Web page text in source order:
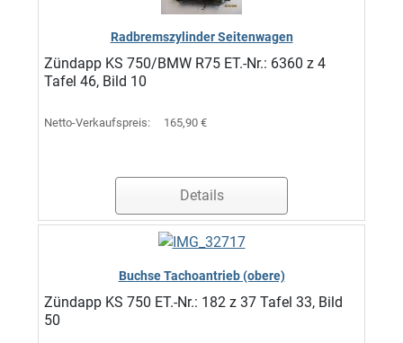
Radbremszylinder Seitenwagen
Zündapp KS 750/BMW R75 ET.-Nr.: 6360 z 4
Tafel 46, Bild 10
Netto-Verkaufspreis: 165,90 €
Details
Buchse Tachoantrieb (obere)
Zündapp KS 750 ET.-Nr.: 182 z 37 Tafel 33, Bild
50